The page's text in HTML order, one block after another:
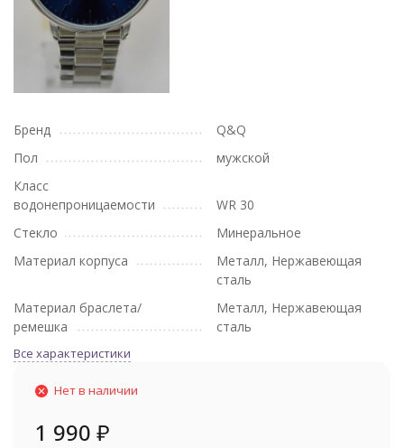
Бренд
Q&Q
Пол
мужской
Класс
водонепроницаемости
WR 30
Стекло
Минеральное
Материал корпуса
Металл, Нержавеющая
сталь
Материал браслета/
ремешка
Металл, Нержавеющая
сталь
Все характеристики
Нет в наличии
1 990 ₽